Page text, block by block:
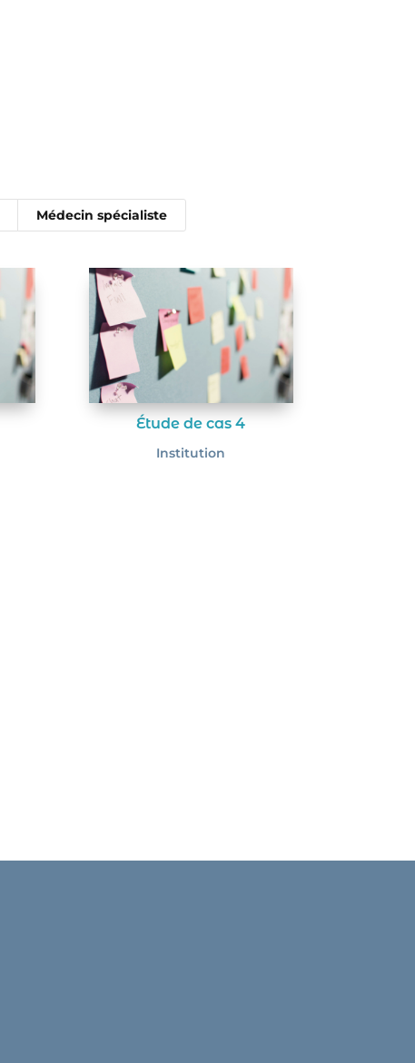
Médecin spécialiste
Étude de cas 4
Institution